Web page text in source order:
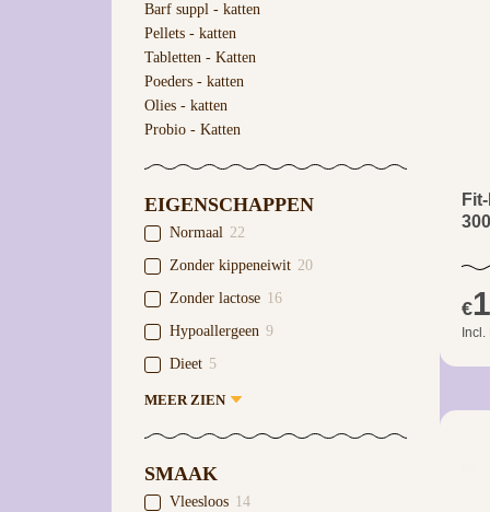
Barf suppl - katten
Pellets - katten
Tabletten - Katten
Poeders - katten
Olies - katten
Probio - Katten
EIGENSCHAPPEN
Normaal 22
Zonder kippeneiwit 20
Zonder lactose 16
Hypoallergeen 9
Dieet 5
MEER ZIEN
SMAAK
Vleesloos 14
€
Incl.